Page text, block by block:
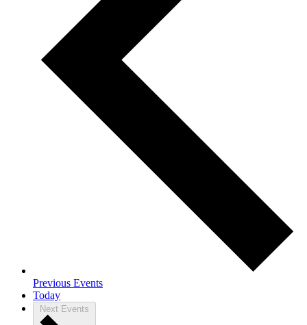
Previous Events
Today
Next Events